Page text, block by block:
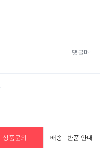
상품문의 배송 · 반품 안내